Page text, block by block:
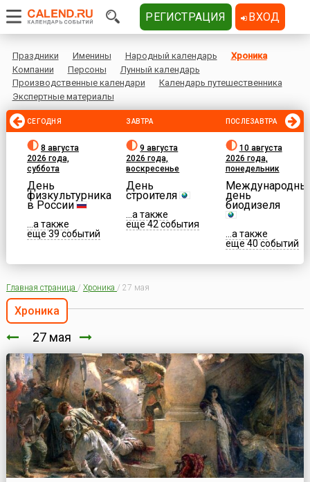
Праздники Именины Народный календарь
Хроника
Компании
Персоны
Лунный календарь
Производственные календари
Календарь путешественника
Экспертные материалы
СЕГОДНЯ
8 августа
2026 года,
суббота
День
физкультурника
в России
...а также
еще 39 событий
ЗАВТРА
9 августа
2026 года,
воскресенье
День
строителя
...а также
еще 42 события
ПОСЛЕЗАВТРА
10 августа
2026 года,
понедельник
день
биодизеля
...а также
еще 40 событий
Главная страница / Хроника / 27 мая
Хроника
27 мая
РЕГИСТРАЦИЯ ВХОД